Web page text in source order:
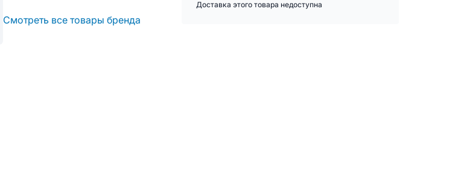
Смотреть все товары бренда
Доставка этого товара недоступна